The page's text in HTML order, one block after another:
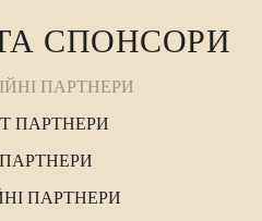
СПОНСОРИ
ПАРТНЕРИ
ПАРТНЕРИ
ПАРТНЕРИ